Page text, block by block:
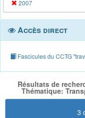
2007
Accès direct
Fascicules du CCTG
Résultats de
Thématique:
3